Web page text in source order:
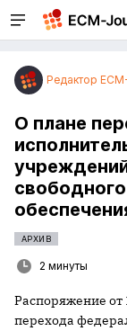
Редактор
О плане
АРХИВ
2 минуты
Распоряжение от
перехода